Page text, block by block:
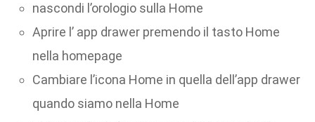
nascondi l’orologio sulla Home
Aprire l’ app drawer premendo il tasto Home
nella homepage
Cambiare l’icona Home in quella dell’app drawer
quando siamo nella Home